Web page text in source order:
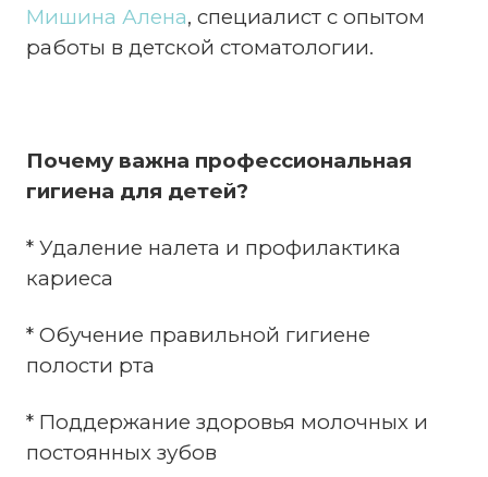
Мишина Алена, специалист с опытом
работы в детской стоматологии.
Почему важна профессиональная
гигиена для детей?
* Удаление налета и профилактика
кариеса
* Обучение правильной гигиене
полости рта
* Поддержание здоровья молочных и
постоянных зубов